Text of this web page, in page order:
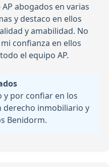
abogados en varias
y destaco en ellos
y amabilidad. No
confianza en ellos
el equipo AP.
y por confiar en los
derecho inmobiliario y
Benidorm.